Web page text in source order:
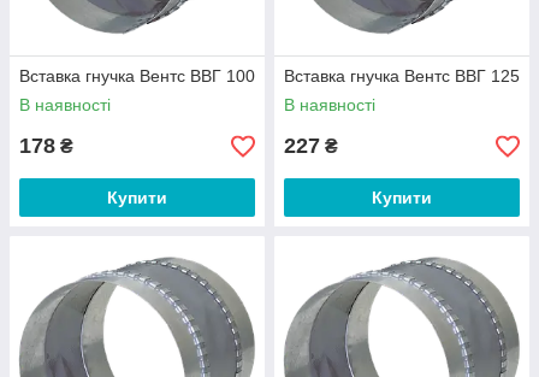
Вставка гнучка Вентс ВВГ 100
В наявності
178 ₴
Купити
Вставка гнучка Вентс ВВГ 125
В наявності
227 ₴
Купити